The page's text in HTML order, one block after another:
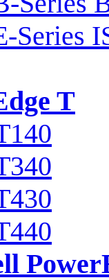
Series
T